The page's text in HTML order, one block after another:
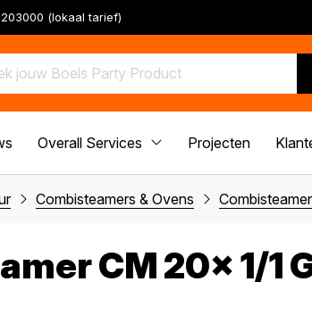
(lokaal tarief)
Overall Services Projecten
Combisteamers & Ovens
CM 20x 1/1